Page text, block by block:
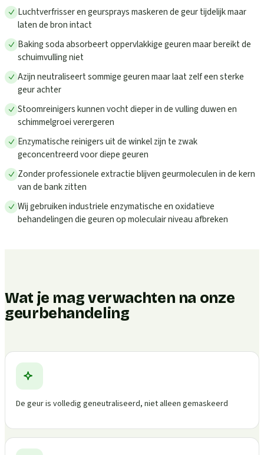
Luchtverfrisser en geursprays maskeren de geur tijdelijk maar
laten de bron intact
Baking soda absorbeert oppervlakkige geuren maar bereikt de
schuimvulling niet
Azijn neutraliseert sommige geuren maar laat zelf een sterke
geur achter
Stoomreinigers kunnen vocht dieper in de vulling duwen en
schimmelgroei verergeren
Enzymatische reinigers uit de winkel zijn te zwak
geconcentreerd voor diepe geuren
Zonder professionele extractie blijven geurmoleculen in de kern
van de bank zitten
Wij gebruiken industriele enzymatische en oxidatieve
behandelingen die geuren op moleculair niveau afbreken
Wat je mag verwachten na onze
geurbehandeling
De geur is volledig geneutraliseerd, niet alleen gemaskeerd